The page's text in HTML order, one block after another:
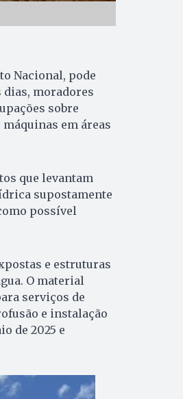
Nacional, pode
moradores
sobre
em áreas
que levantam
supostamente
possível
e estruturas
O material
serviços de
e instalação
de 2025 e